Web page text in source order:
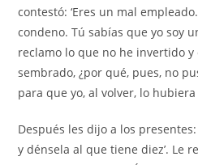
contestó: ‘Eres un mal
condeno. Tú sabías que yo soy
reclamo lo que no he invertido
sembrado, ¿por qué, pues, no
para que yo, al volver, lo
Después les dijo a los
y dénsela al que tiene diez’. Le